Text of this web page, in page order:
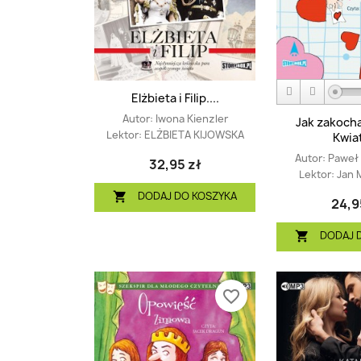
Elżbieta i Filip....
Autor: Iwona Kienzler
Lektor: ELŻBIETA KIJOWSKA
32,95 zł
 DODAJ DO KOSZYKA
Jak
Autor:
Lektor: Jan
 DODAJ
favorite_border